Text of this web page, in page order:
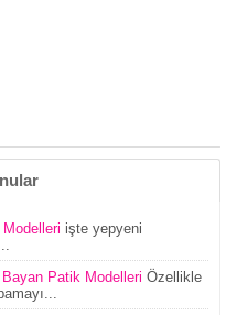
işte yepyeni
Bayan Patik Modelleri Özellikle